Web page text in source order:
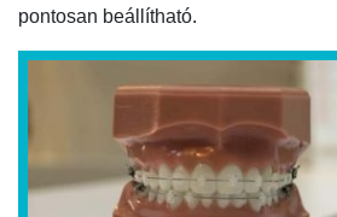
pontosan beállítható.